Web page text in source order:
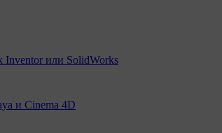
Inventor или SolidWorks
и Cinema 4D